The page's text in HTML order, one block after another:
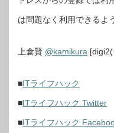
は問題なく利用できるよ
上倉賢 @kamikura
■ITライフハック
■ITライフハック Twitter
■ITライフハック